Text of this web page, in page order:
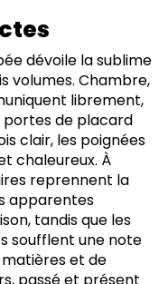
dévoile la sublime
volumes. Chambre,
librement,
portes de placard
clair, les poignées
chaleureux. À
reprennent la
apparentes
tandis que les
soufflent une note
et de